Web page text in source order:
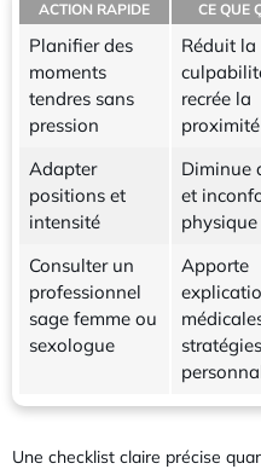
ACTION RAPIDE CE QUE
Planifier des
moments
tendres sans
pression
Réduit la
recrée la
proximité
Adapter
positions et
intensité
Diminue
et
physique
Consulter un
professionnel
sage femme ou
sexologue
Apporte
stratégies
Une checklist claire précise